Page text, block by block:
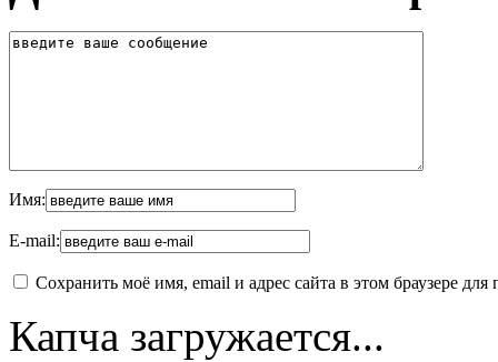
Имя:
E-mail:
Сохранить моё имя, email и адрес сайта в этом браузере
Капча загружается...